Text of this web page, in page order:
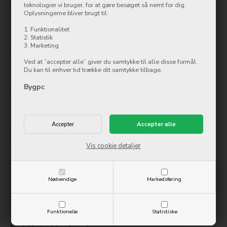
teknologier vi bruger, for at gøre besøget så nemt for dig.
Oplysningerne bliver brugt til:
1. Funktionalitet
2. Statistik
3. Marketing
Ved at ”accepter alle” giver du samtykke til alle disse formål.
Du kan til enhver tid trække dit samtykke tilbage.
Bygpc
Nødvendige Markedsføring
Funktionelle Statistiske
Vis cookie detaljer
BygPC
Østergade 8
7500 Holstebro
Tlf.: 97 42 12 00
Åbningstider
Mandag
10:00-17:30
10:00-17:30
Information
Kontakt os
Handelsbetingelser